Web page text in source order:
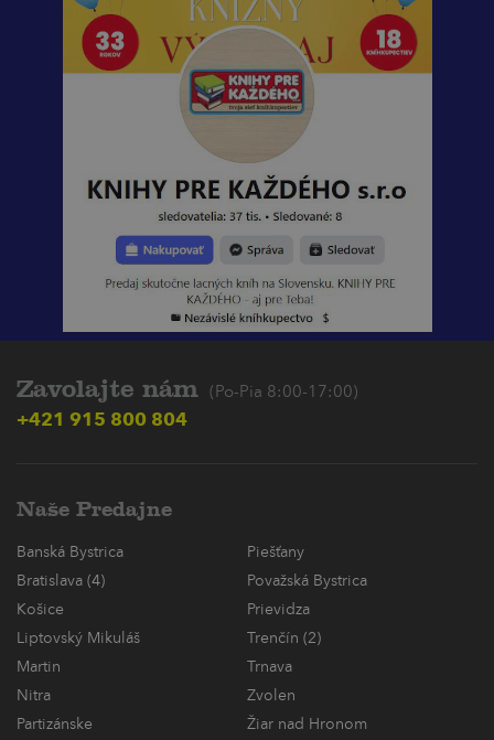
Zavolajte nám (Po-Pia 8:00-17:00)
+421 915 800 804
Naše Predajne
Banská Bystrica
Piešťany
Bratislava (4)
Považská Bystrica
Košice
Prievidza
Liptovský Mikuláš
Trenčín (2)
Martin
Trnava
Nitra
Zvolen
Partizánske
Žiar nad Hronom